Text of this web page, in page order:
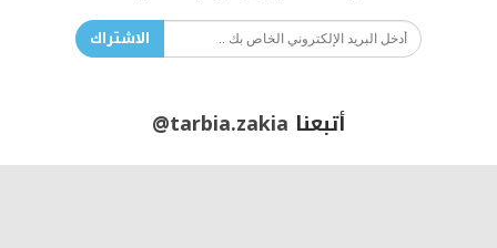
الاشتراك
أتبعنا @tarbia.zakia